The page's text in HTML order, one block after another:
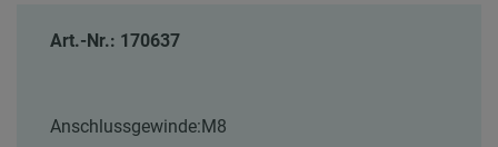
Art.-Nr.: 170637
Anschlussgewinde:M8